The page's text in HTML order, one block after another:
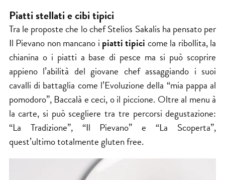
Piatti stellati e cibi tipici
Tra le proposte che lo chef Stelios Sakalis ha pensato per
Il Pievano non mancano i piatti tipici come la ribollita, la
chianina o i piatti a base di pesce ma si può scoprire
appieno l’abilità del giovane chef assaggiando i suoi
cavalli di battaglia come l’Evoluzione della “mia pappa al
pomodoro”, Baccalà e ceci, o il piccione. Oltre al menu à
la carte, si può scegliere tra tre percorsi degustazione:
“La Tradizione”, “Il Pievano” e “La Scoperta”,
quest’ultimo totalmente gluten free.